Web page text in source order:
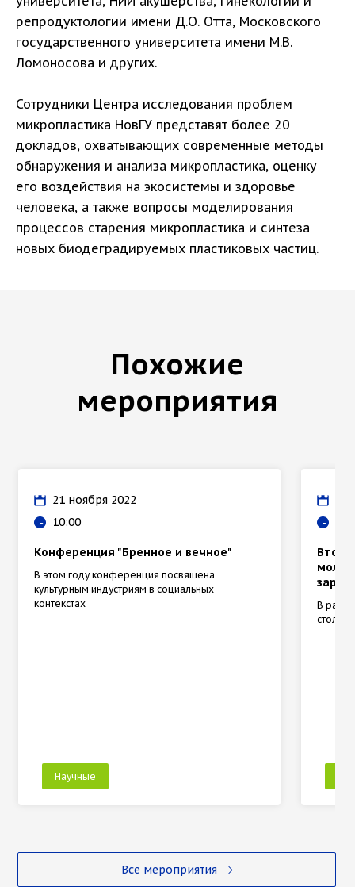
репродуктологии имени Д.О. Отта, Московского
государственного университета имени М.В.
Ломоносова и других.
Сотрудники Центра исследования проблем
микропластика НовГУ представят более 20
докладов, охватывающих современные методы
обнаружения и анализа микропластика, оценку
его воздействия на экосистемы и здоровье
человека, а также вопросы моделирования
процессов старения микропластика и синтеза
новых биодеградируемых пластиковых частиц.
Похожие
мероприятия
Все мероприятия
21 ноября 2022
10:00
Конференция "Бренное и вечное"
В этом году конференция посвящена
культурным индустриям в социальных
контекстах
Научные
В
стол,